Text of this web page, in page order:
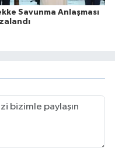
Savunma Anlaşması